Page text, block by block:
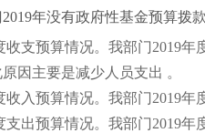
2019年没有政府性基金预算拨
收支预算情况。我部门2019年
因主要是减少人员支出 。
收入预算情况。我部门2019年
支出预算情况。我部门2019年